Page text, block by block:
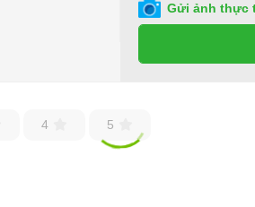
Gửi ảnh thực
4 5